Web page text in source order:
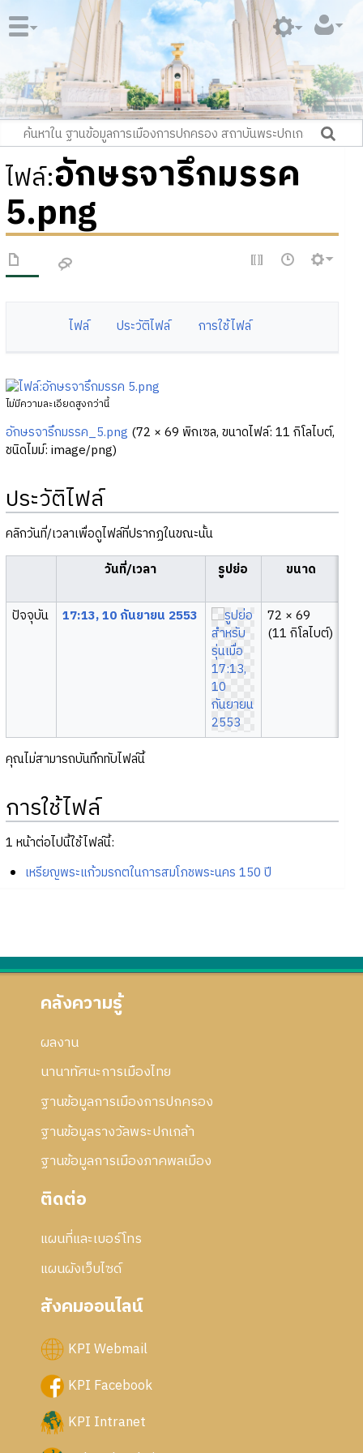
ไฟล์:อักษรจารึกมรรค
5.png
ไฟล์ ประวัติไฟล์ การใช้ไฟล์
ไม่มีความละเอียดสูงกว่านี้
อักษรจารึกมรรค_5.png (72 × 69 พิกเซล, ขนาดไฟล์: 11 กิโลไบต์,
ชนิดไมม์: image/png)
ประวัติไฟล์
คลิกวันที่/เวลาเพื่อดูไฟล์ที่ปรากฏในขณะนั้น
วันที่/เวลา
รูปย่อ ขนาด
ปัจจุบัน 17:13, 10 กันยายน 2553
72 × 69
(11 กิโลไบต์)
คุณไม่สามารถบันทึกทับไฟล์นี้
การใช้ไฟล์
1 หน้าต่อไปนี้ใช้ไฟล์นี้:
เหรียญพระแก้วมรกตในการสมโภชพระนคร 150 ปี
คลังความรู้
ผลงาน
นานาทัศนะการเมืองไทย
ฐานข้อมูลการเมืองการปกครอง
ฐานข้อมูลรางวัลพระปกเกล้า
ฐานข้อมูลการเมืองภาคพลเมือง
ติดต่อ
แผนที่และเบอร์โทร
แผนผังเว็บไซด์
สังคมออนไลน์
KPI Webmail
KPI Facebook
KPI Intranet